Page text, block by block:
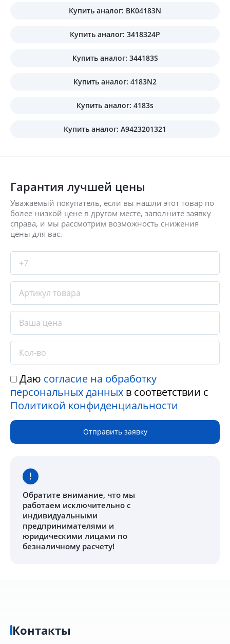
Купить аналог: BK04183N
Купить аналог: 3418324P
Купить аналог: 344183S
Купить аналог: 4183N2
Купить аналог: 4183s
Купить аналог: A9423201321
Гарантия лучшей цены
Уважаемый покупатель, если вы нашли этот товар по
более низкой цене в другом месте, заполните заявку
справа, и мы рассмотрим возможность снижения
цены для вас.
Даю согласие на обработку
персональных данных в соответствии с
Политикой конфиденциальности
Отправить заявку
Обратите внимание, что мы
работаем исключительно с
индивидуальными
предпринимателями и
юридическими лицами по
безналичному расчету!
Контакты